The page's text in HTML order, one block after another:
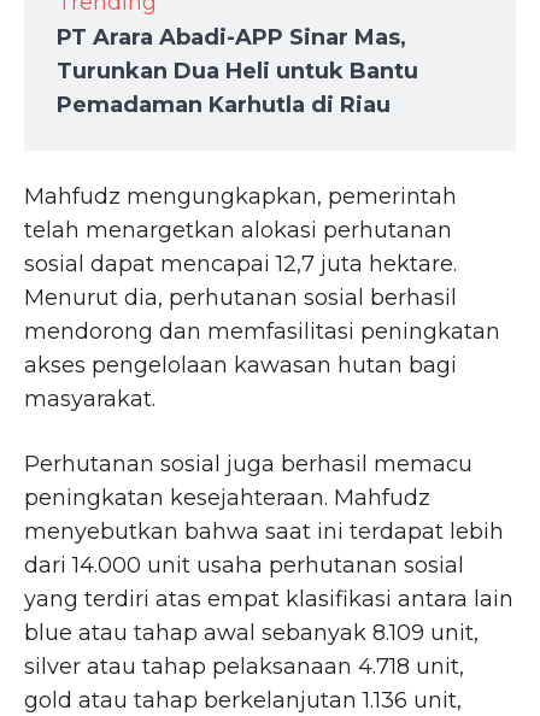
PT Arara Abadi-APP Sinar Mas,
Turunkan Dua Heli untuk Bantu
Pemadaman Karhutla di Riau
Mahfudz mengungkapkan, pemerintah
telah menargetkan alokasi perhutanan
sosial dapat mencapai 12,7 juta hektare.
Menurut dia, perhutanan sosial berhasil
mendorong dan memfasilitasi peningkatan
akses pengelolaan kawasan hutan bagi
masyarakat.
Perhutanan sosial juga berhasil memacu
peningkatan kesejahteraan. Mahfudz
menyebutkan bahwa saat ini terdapat lebih
dari 14.000 unit usaha perhutanan sosial
yang terdiri atas empat klasifikasi antara lain
blue atau tahap awal sebanyak 8.109 unit,
silver atau tahap pelaksanaan 4.718 unit,
gold atau tahap berkelanjutan 1.136 unit,